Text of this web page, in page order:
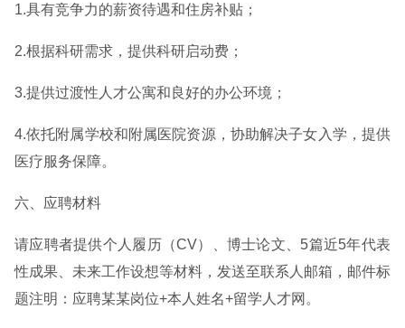
1.具有竞争力的薪资待遇和住房补贴；
2.根据科研需求，提供科研启动费；
3.提供过渡性人才公寓和良好的办公环境；
4.依托附属学校和附属医院资源，协助解决子女入学，提供
医疗服务保障。
六、应聘材料
请应聘者提供个人履历（CV）、博士论文、5篇近5年代表
性成果、未来工作设想等材料，发送至联系人邮箱，邮件标
题注明：应聘某某岗位+本人姓名+留学人才网。